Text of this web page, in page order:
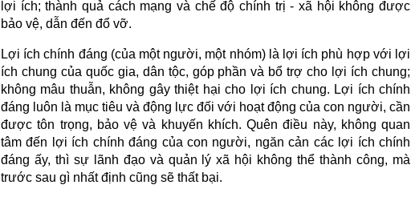
lợi ích; thành quả cách mạng và chế độ chính trị - xã hội không được
bảo vệ, dẫn đến đổ vỡ.
Lợi ích chính đáng (của một người, một nhóm) là lợi ích phù hợp với lợi
ích chung của quốc gia, dân tộc, góp phần và bổ trợ cho lợi ích chung;
không mâu thuẫn, không gây thiệt hại cho lợi ích chung. Lợi ích chính
đáng luôn là mục tiêu và động lực đối với hoạt động của con người, cần
được tôn trọng, bảo vệ và khuyến khích. Quên điều này, không quan
tâm đến lợi ích chính đáng của con người, ngăn cản các lợi ích chính
đáng ấy, thì sự lãnh đạo và quản lý xã hội không thể thành công, mà
trước sau gì nhất định cũng sẽ thất bại.